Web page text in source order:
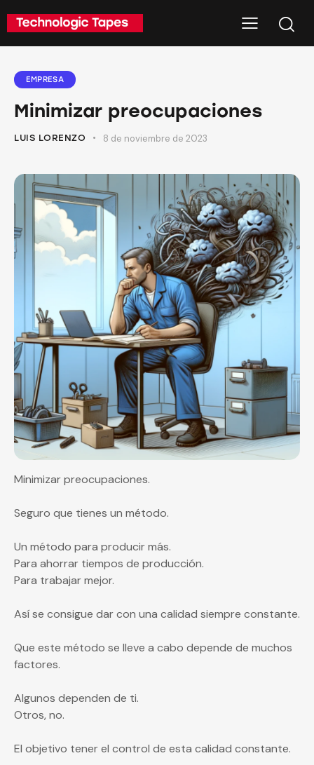
EMPRESA
Minimizar preocupaciones
LUIS LORENZO 8 de noviembre de 2023
Minimizar preocupaciones.
Seguro que tienes un método.
Un método para producir más.
Para ahorrar tiempos de producción.
Para trabajar mejor.
Así se consigue dar con una calidad siempre constante.
Que este método se lleve a cabo depende de muchos
factores.
Algunos dependen de ti.
Otros, no.
El objetivo tener el control de esta calidad constante.